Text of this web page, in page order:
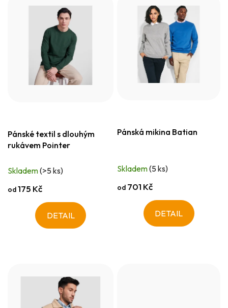
Pánské textil s dlouhým
rukávem Pointer
Skladem(>5 ks)
od175 Kč
DETAIL
Pánská mikina Batian
Skladem(5 ks)
od 701 Kč
DETAIL